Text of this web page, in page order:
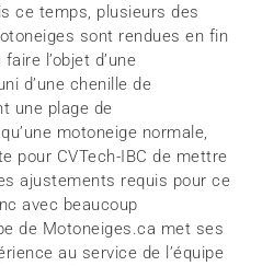
ce temps, plusieurs des
sont rendues en fin
l’objet d’une
d’une chenille de
une plage de
motoneige normale,
pour CVTech-IBC de mettre
ajustements requis pour ce
avec beaucoup
de Motoneiges.ca met ses
au service de l’équipe